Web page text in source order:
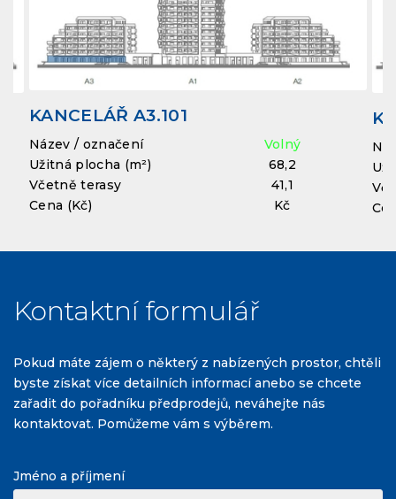
KANCELÁŘ A3.101
Název / označení
Volný
Užitná plocha (m²)
68,2
Včetně terasy
41,1
Cena (Kč)
Kč
Kontaktní formulář
Pokud máte zájem o některý z nabízených prostor, chtěli
byste získat více detailních informací anebo se chcete
zařadit do pořadníku předprodejů, neváhejte nás
kontaktovat. Pomůžeme vám s výběrem.
Jméno a příjmení